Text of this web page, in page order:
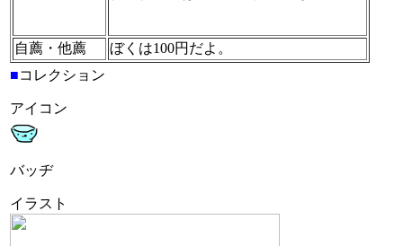
自薦・他薦
ぼくは100円だよ。
■コレクション
アイコン
バッヂ
イラスト